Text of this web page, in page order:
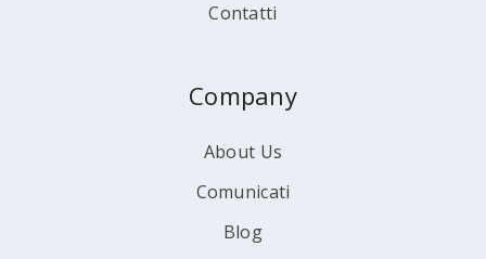
Contatti
Company
About Us
Comunicati
Blog